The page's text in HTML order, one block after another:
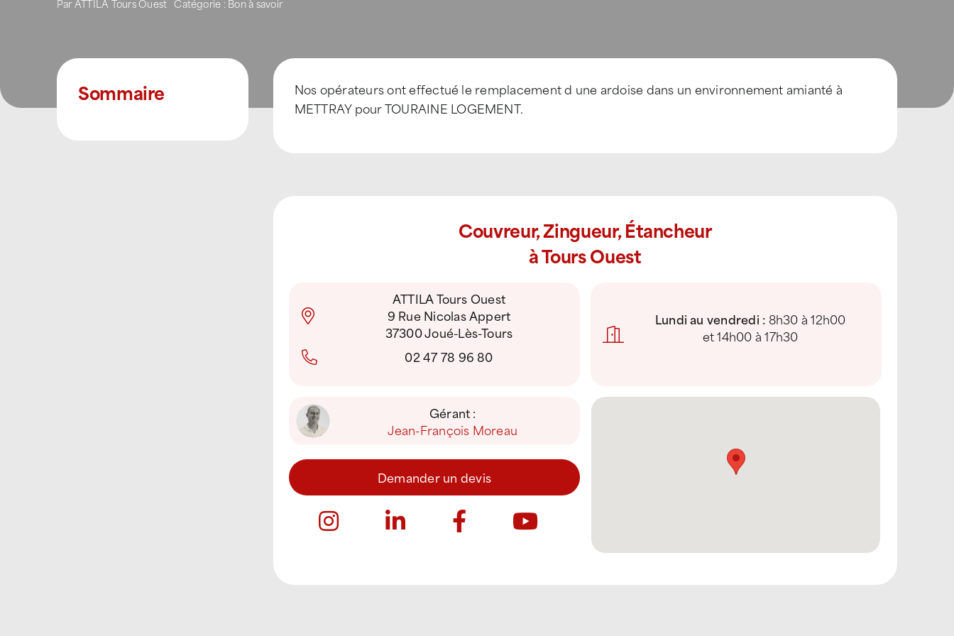
ParATTILA Tours Ouest Catégorie : Bon à savoir
Sommaire
Nos opérateurs ont effectué le remplacement d une ardoise dans un environnement amianté à
METTRAY pour TOURAINE LOGEMENT.
Couvreur, Zingueur, Étancheur
à Tours Ouest
ATTILA Tours Ouest
9 Rue Nicolas Appert
37300 Joué-Lès-Tours
02 47 78 96 80
Lundi au vendredi : 8h30 à 12h00
et 14h00 à 17h30
Gérant :
Jean-François Moreau
Demander un devis